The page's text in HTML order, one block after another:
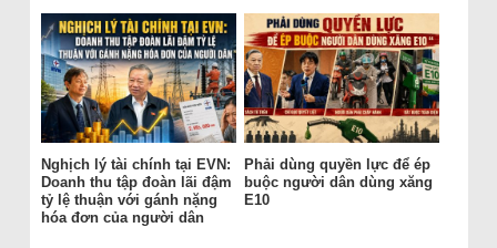
Nghịch lý tài chính tại EVN:
Doanh thu tập đoàn lãi đậm
tỷ lệ thuận với gánh nặng
hóa đơn của người dân
Phải dùng quyền lực để ép
buộc người dân dùng xăng
E10